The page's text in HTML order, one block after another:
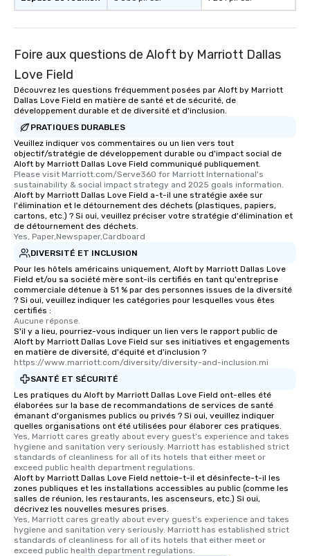
Foire aux questions de Aloft by Marriott Dallas
Love Field
Découvrez les questions fréquemment posées par Aloft by Marriott
Dallas Love Field en matière de santé et de sécurité, de
développement durable et de diversité et d'inclusion.
PRATIQUES DURABLES
Veuillez indiquer vos commentaires ou un lien vers tout
objectif/stratégie de développement durable ou d'impact social de
Aloft by Marriott Dallas Love Field communiqué publiquement.
Please visit Marriott.com/Serve360 for Marriott International's
sustainability & social impact strategy and 2025 goals information.
Aloft by Marriott Dallas Love Field a-t-il une stratégie axée sur
l'élimination et le détournement des déchets (plastiques, papiers,
cartons, etc.) ? Si oui, veuillez préciser votre stratégie d'élimination et
de détournement des déchets.
Yes, Paper,Newspaper,Cardboard
DIVERSITÉ ET INCLUSION
Pour les hôtels américains uniquement, Aloft by Marriott Dallas Love
Field et/ou sa société mère sont-ils certifiés en tant qu'entreprise
commerciale détenue à 51 % par des personnes issues de la diversité
? Si oui, veuillez indiquer les catégories pour lesquelles vous êtes
certifiés :
Aucune réponse.
S'il y a lieu, pourriez-vous indiquer un lien vers le rapport public de
Aloft by Marriott Dallas Love Field sur ses initiatives et engagements
en matière de diversité, d'équité et d'inclusion ?
https://www.marriott.com/diversity/diversity-and-inclusion.mi
SANTÉ ET SÉCURITÉ
Les pratiques du Aloft by Marriott Dallas Love Field ont-elles été
élaborées sur la base de recommandations de services de santé
émanant d'organismes publics ou privés ? Si oui, veuillez indiquer
quelles organisations ont été utilisées pour élaborer ces pratiques.
Yes, Marriott cares greatly about every guest's experience and takes
hygiene and sanitation very seriously. Marriott has established strict
standards of cleanliness for all of its hotels that either meet or
exceed public health department regulations.
Aloft by Marriott Dallas Love Field nettoie-t-il et désinfecte-t-il les
zones publiques et les installations accessibles au public (comme les
salles de réunion, les restaurants, les ascenseurs, etc.) Si oui,
décrivez les nouvelles mesures prises.
Yes, Marriott cares greatly about every guest's experience and takes
hygiene and sanitation very seriously. Marriott has established strict
standards of cleanliness for all of its hotels that either meet or
exceed public health department regulations.